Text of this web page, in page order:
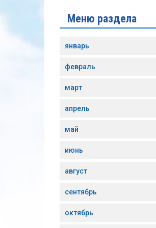
Меню раздела
январь
февраль
март
апрель
май
июнь
август
сентябрь
октябрь